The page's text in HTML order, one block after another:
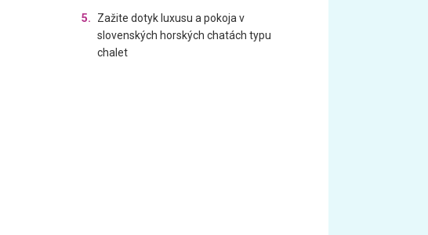
5.
Zažite dotyk luxusu a pokoja v
slovenských horských chatách typu
chalet